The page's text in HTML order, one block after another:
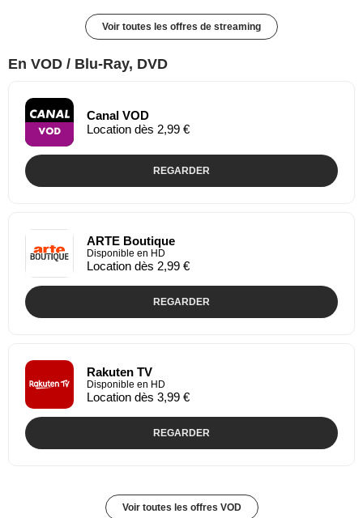
Voir toutes les offres de streaming
En VOD / Blu-Ray, DVD
Canal VOD
Location dès 2,99 €
REGARDER
ARTE Boutique
Disponible en HD
Location dès 2,99 €
REGARDER
Rakuten TV
Disponible en HD
Location dès 3,99 €
REGARDER
Voir toutes les offres VOD